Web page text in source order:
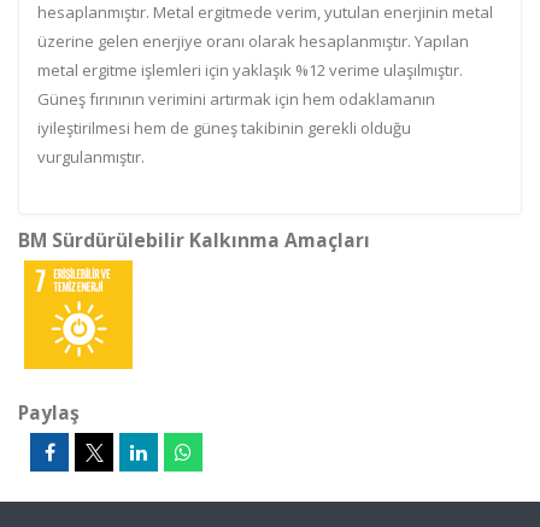
hesaplanmıştır. Metal ergitmede verim, yutulan enerjinin metal
üzerine gelen enerjiye oranı olarak hesaplanmıştır. Yapılan
metal ergitme işlemleri için yaklaşık %12 verime ulaşılmıştır.
Güneş fırınının verimini artırmak için hem odaklamanın
iyileştirilmesi hem de güneş takibinin gerekli olduğu
vurgulanmıştır.
BM Sürdürülebilir Kalkınma Amaçları
Paylaş